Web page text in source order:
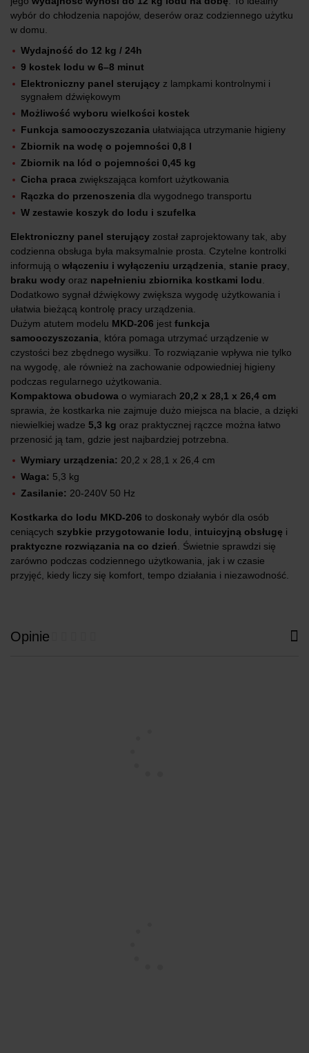
wybór do chłodzenia napojów, deserów oraz codziennego użytku
w domu.
Wydajność do 12 kg / 24h
9 kostek lodu w 6–8 minut
Elektroniczny panel sterujący z lampkami kontrolnymi i
sygnałem dźwiękowym
Możliwość wyboru wielkości kostek
Funkcja samooczyszczania ułatwiająca utrzymanie higieny
Zbiornik na wodę o pojemności 0,8 l
Zbiornik na lód o pojemności 0,45 kg
Cicha praca zwiększająca komfort użytkowania
Rączka do przenoszenia dla wygodnego transportu
W zestawie koszyk do lodu i szufelka
Elektroniczny panel sterujący został zaprojektowany tak, aby
codzienna obsługa była maksymalnie prosta. Czytelne kontrolki
informują o włączeniu i wyłączeniu urządzenia stanie pracy
braku wody oraz napełnieniu zbiornika kostkami lodu
Dodatkowo sygnał dźwiękowy zwiększa wygodę użytkowania i
ułatwia bieżącą kontrolę pracy urządzenia.
Dużym atutem modelu MKD-206 jest funkcja
samooczyszczania , która pomaga utrzymać urządzenie w
czystości bez zbędnego wysiłku. To rozwiązanie wpływa nie tylko
na wygodę, ale również na zachowanie odpowiedniej higieny
podczas regularnego użytkowania.
Kompaktowa obudowa o wymiarach 20,2 x 28,1 x 26,4 cm
sprawia, że kostkarka nie zajmuje dużo miejsca na blacie, a dzięki
niewielkiej wadze 5,3 kg oraz praktycznej rączce można łatwo
przenosić ją tam, gdzie jest najbardziej potrzebna.
Wymiary urządzenia: 20,2 x 28,1 x 26,4 cm
Waga: 5,3 kg
Zasilanie: 20-240V 50 Hz
Kostkarka do lodu MKD-206 to doskonały wybór dla osób
ceniących szybkie przygotowanie lodu intuicyjną obsługę i
praktyczne rozwiązania na co dzień . Świetnie sprawdzi się
zarówno podczas codziennego użytkowania, jak i w czasie
przyjęć, kiedy liczy się komfort, tempo działania i niezawodność.
Opinie